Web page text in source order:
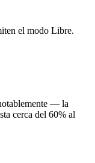
el modo Libre.
— la
cerca del 60% al